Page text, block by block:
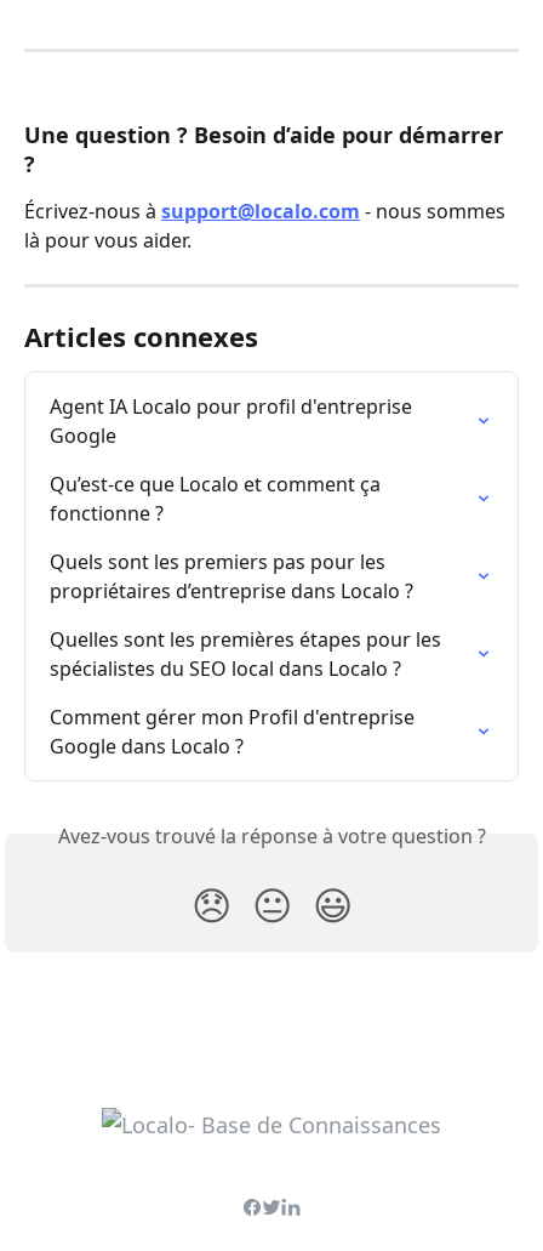
Une question ? Besoin d’aide pour démarrer
?
Écrivez-nous à support@localo.com - nous sommes
là pour vous aider.
Articles connexes
Agent IA Localo pour profil d'entreprise
Google
Qu’est-ce que Localo et comment ça
fonctionne ?
Quels sont les premiers pas pour les
propriétaires d’entreprise dans Localo ?
Quelles sont les premières étapes pour les
spécialistes du SEO local dans Localo ?
Comment gérer mon Profil d'entreprise
Google dans Localo ?
Avez-vous trouvé la réponse à votre question ?
😞 😐 😃